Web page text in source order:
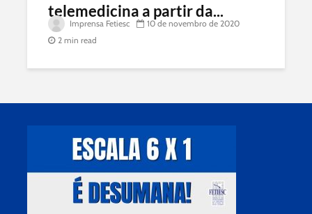
telemedicina a partir da...
Imprensa Fetiesc
10 de novembro de 2020
2 min read